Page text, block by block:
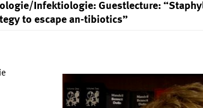
Infektiologie: Guestlecture:
to escape an-tibiotics”